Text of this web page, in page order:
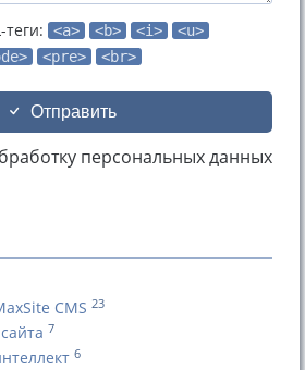
<a> <b> <i>
<u>
<pre> <br>
Отправить
персональных данных
CMS 23
7
6